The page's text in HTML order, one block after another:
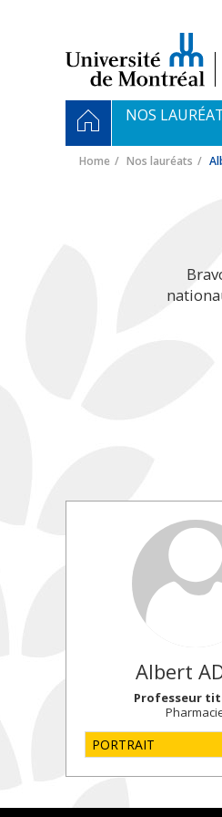
Navigation
principale
HOMENOS
Home Nos lauréats
Albert
Professeur
PORTRAIT